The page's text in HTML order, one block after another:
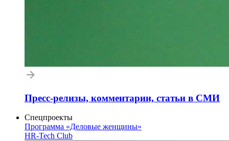
Пресс-релизы, комментарии, статьи в СМИ
Спецпроекты
Программа «Деловые женщины»
HR-Tech Club